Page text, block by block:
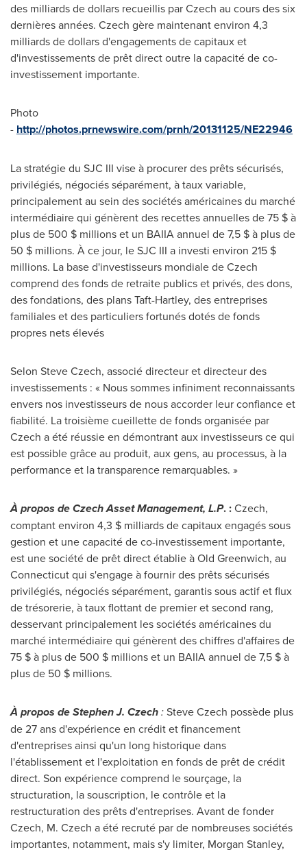
des milliards de dollars recueillis par Czech au cours des six
dernières années. Czech gère maintenant environ 4,3
milliards de dollars d'engagements de capitaux et
d'investissements de prêt direct outre la capacité de co-
investissement importante.
Photo
- http://photos.prnewswire.com/prnh/20131125/NE22946
La stratégie du SJC III vise à procurer des prêts sécurisés,
privilégiés, négociés séparément, à taux variable,
principalement au sein des sociétés américaines du marché
intermédiaire qui génèrent des recettes annuelles de 75 $ à
plus de 500 $ millions et un BAIIA annuel de 7,5 $ à plus de
50 $ millions. À ce jour, le SJC III a investi environ 215 $
millions. La base d'investisseurs mondiale de Czech
comprend des fonds de retraite publics et privés, des dons,
des fondations, des plans Taft-Hartley, des entreprises
familiales et des particuliers fortunés dotés de fonds
propres nets élevés
Selon Steve Czech, associé directeur et directeur des
investissements : « Nous sommes infiniment reconnaissants
envers nos investisseurs de nous accorder leur confiance et
fiabilité. La troisième cueillette de fonds organisée par
Czech a été réussie en démontrant aux investisseurs ce qui
est possible grâce au produit, aux gens, au processus, à la
performance et la transparence remarquables. »
À propos de Czech Asset Management, L.P. :Czech,
comptant environ 4,3 $ milliards de capitaux engagés sous
gestion et une capacité de co-investissement importante,
est une société de prêt direct établie àOld Greenwich, au
Connecticutqui s'engage à fournir des prêts sécurisés
privilégiés, négociés séparément, garantis sous actif et flux
de trésorerie, à taux flottant de premier et second rang,
desservant principalement les sociétés américaines du
marché intermédiaire qui génèrent des chiffres d'affaires de
75 $ à plus de 500 $ millions et un BAIIA annuel de 7,5 $ à
plus de 50 $ millions.
À propos deStephen J. Czech:Steve Czech possède plus
de 27 ans d'expérience en crédit et financement
d'entreprises ainsi qu'un long historique dans
l'établissement et l'exploitation en fonds de prêt de crédit
direct. Son expérience comprend le sourçage, la
structuration, la souscription, le contrôle et la
restructuration des prêts d'entreprises. Avant de fonder
Czech, M. Czech a été recruté par de nombreuses sociétés
importantes, notamment, mais s'y limiter, Morgan Stanley,